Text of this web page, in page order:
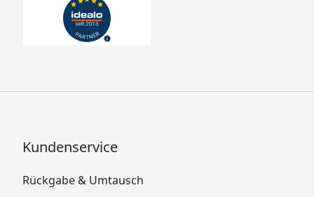
Kundenservice
Rückgabe & Umtausch